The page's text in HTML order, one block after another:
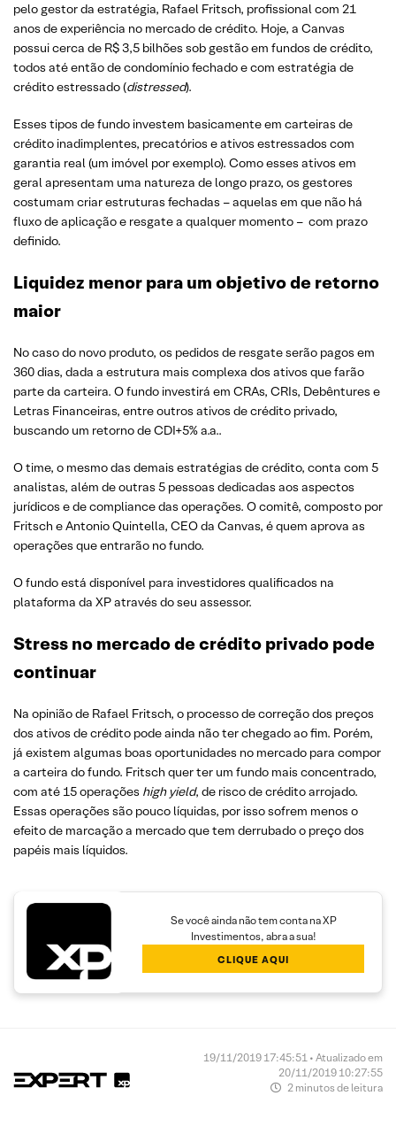
pelo gestor da estratégia, Rafael Fritsch, profissional com 21
anos de experiência no mercado de crédito. Hoje, a Canvas
possui cerca de R$ 3,5 bilhões sob gestão em fundos de crédito,
todos até então de condomínio fechado e com estratégia de
crédito estressado (distressed).
Esses tipos de fundo investem basicamente em carteiras de
crédito inadimplentes, precatórios e ativos estressados com
garantia real (um imóvel por exemplo). Como esses ativos em
geral apresentam uma natureza de longo prazo, os gestores
costumam criar estruturas fechadas – aquelas em que não há
fluxo de aplicação e resgate a qualquer momento – com prazo
definido.
Liquidez menor para um objetivo de retorno
maior
No caso do novo produto, os pedidos de resgate serão pagos em
360 dias, dada a estrutura mais complexa dos ativos que farão
parte da carteira. O fundo investirá em CRAs, CRIs, Debêntures e
Letras Financeiras, entre outros ativos de crédito privado,
buscando um retorno de CDI+5% a.a..
O time, o mesmo das demais estratégias de crédito, conta com 5
analistas, além de outras 5 pessoas dedicadas aos aspectos
jurídicos e de compliance das operações. O comitê, composto por
Fritsch e Antonio Quintella, CEO da Canvas, é quem aprova as
operações que entrarão no fundo.
O fundo está disponível para investidores qualificados na
plataforma da XP através do seu assessor.
Stress no mercado de crédito privado pode
continuar
Na opinião de Rafael Fritsch, o processo de correção dos preços
dos ativos de crédito pode ainda não ter chegado ao fim. Porém,
já existem algumas boas oportunidades no mercado para compor
a carteira do fundo. Fritsch quer ter um fundo mais concentrado,
com até 15 operações high yield, de risco de crédito arrojado.
Essas operações são pouco líquidas, por isso sofrem menos o
efeito de marcação a mercado que tem derrubado o preço dos
papéis mais líquidos.
Se você ainda não tem conta na XP
Investimentos, abra a sua!
CLIQUE AQUI
19/11/2019 17:45:51 • Atualizado em
20/11/2019 10:27:55
2 minutos de leitura